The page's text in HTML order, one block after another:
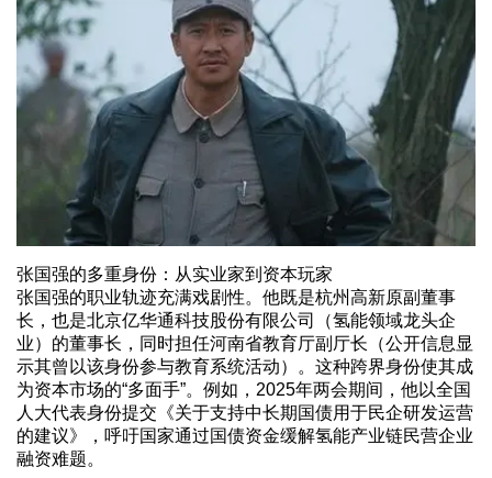
张国强的多重身份：从实业家到资本玩家
张国强的职业轨迹充满戏剧性。他既是杭州高新原副董事
长，也是北京亿华通科技股份有限公司（氢能领域龙头企
业）的董事长，同时担任河南省教育厅副厅长（公开信息显
示其曾以该身份参与教育系统活动）。这种跨界身份使其成
为资本市场的“多面手”。例如，2025年两会期间，他以全国
人大代表身份提交《关于支持中长期国债用于民企研发运营
的建议》，呼吁国家通过国债资金缓解氢能产业链民营企业
融资难题。